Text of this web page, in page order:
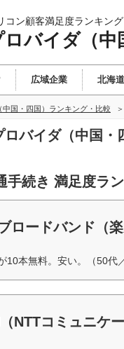
コン顧客満足度ランキング
ロバイダ（中
広域企業 北海道
国・四国）ランキング・比較
ロバイダ（中国
手続き 満足度ラ
ロードバンド（
10本無料。安い。（50代
NTTコミュニケー